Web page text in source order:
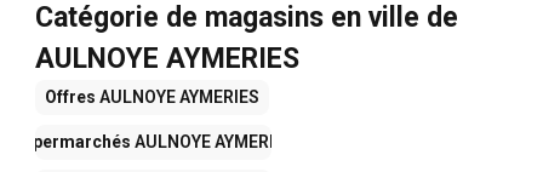
Catégorie de magasins en ville de
AULNOYE AYMERIES
Offres AULNOYE AYMERIES
Supermarchés AULNOYE AYMERIES